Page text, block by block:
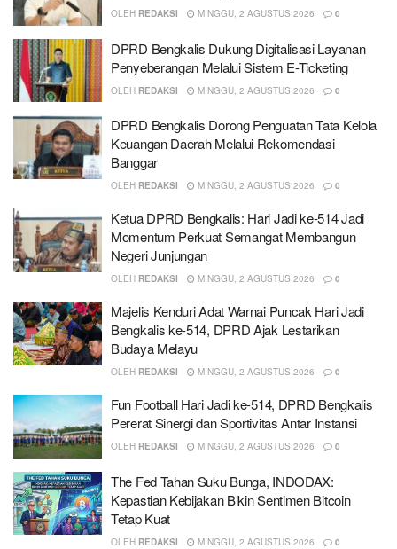
OLEH REDAKSI MINGGU, 2 AGUSTUS 2026 0
DPRD Bengkalis Dukung Digitalisasi Layanan
Penyeberangan Melalui Sistem E-Ticketing
OLEH REDAKSI MINGGU, 2 AGUSTUS 2026 0
DPRD Bengkalis Dorong Penguatan Tata Kelola
Keuangan Daerah Melalui Rekomendasi
Banggar
OLEH REDAKSI MINGGU, 2 AGUSTUS 2026 0
Ketua DPRD Bengkalis: Hari Jadi ke-514 Jadi
Momentum Perkuat Semangat Membangun
Negeri Junjungan
OLEH REDAKSI MINGGU, 2 AGUSTUS 2026 0
Majelis Kenduri Adat Warnai Puncak Hari Jadi
Bengkalis ke-514, DPRD Ajak Lestarikan
Budaya Melayu
OLEH REDAKSI MINGGU, 2 AGUSTUS 2026 0
Fun Football Hari Jadi ke-514, DPRD Bengkalis
Pererat Sinergi dan Sportivitas Antar Instansi
OLEH REDAKSI MINGGU, 2 AGUSTUS 2026 0
The Fed Tahan Suku Bunga, INDODAX:
Kepastian Kebijakan Bikin Sentimen Bitcoin
Tetap Kuat
OLEH REDAKSI MINGGU, 2 AGUSTUS 2026 0